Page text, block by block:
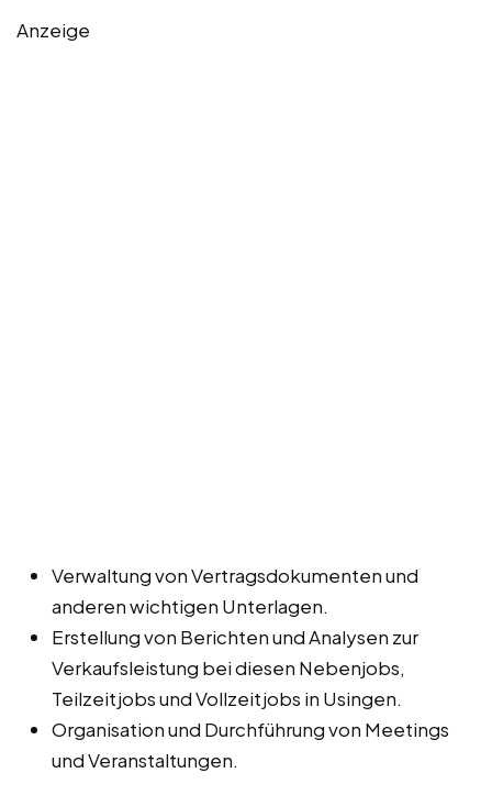
Anzeige
Verwaltung von Vertragsdokumenten und
anderen wichtigen Unterlagen.
Erstellung von Berichten und Analysen zur
Verkaufsleistung bei diesen Nebenjobs,
Teilzeitjobs und Vollzeitjobs in Usingen.
Organisation und Durchführung von Meetings
und Veranstaltungen.